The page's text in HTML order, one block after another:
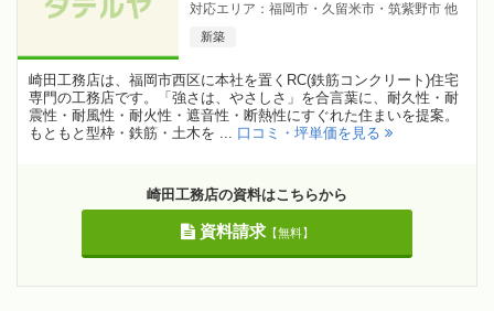
対応エリア：福岡市・久留米市・筑紫野市 他
新築
崎田工務店は、福岡市西区に本社を置くRC(鉄筋コンクリート)住宅
専門の工務店です。「強さは、やさしさ」を合言葉に、耐久性・耐
震性・耐風性・耐火性・遮音性・断熱性にすぐれた住まいを提案。
もともと型枠・鉄筋・土木を ... 口コミ・坪単価を見る
崎田工務店の資料はこちらから
資料請求【無料】